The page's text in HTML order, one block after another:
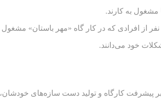
مشغول به کارند.
خود می‌دانند.
بر پیشرفت کارگاه و تولید دست سازه‌های خودشان،